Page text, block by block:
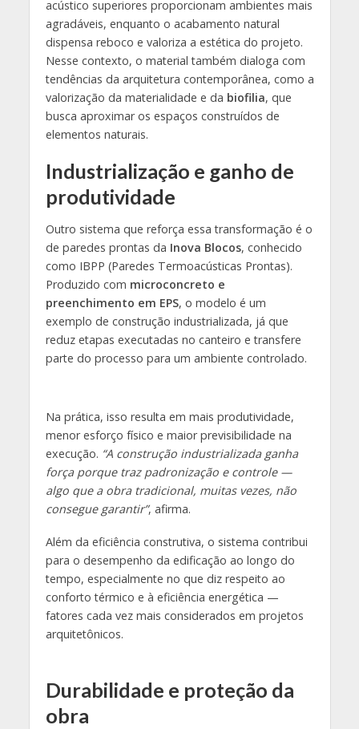
acústico superiores proporcionam ambientes mais
agradáveis, enquanto o acabamento natural
dispensa reboco e valoriza a estética do projeto.
Nesse contexto, o material também dialoga com
tendências da arquitetura contemporânea, como a
valorização da materialidade e da biofilia, que
busca aproximar os espaços construídos de
elementos naturais.
Industrialização e ganho de
produtividade
Outro sistema que reforça essa transformação é o
de paredes prontas da Inova Blocos, conhecido
como IBPP (Paredes Termoacústicas Prontas).
Produzido com microconcreto e
preenchimento em EPS, o modelo é um
exemplo de construção industrializada, já que
reduz etapas executadas no canteiro e transfere
parte do processo para um ambiente controlado.
Na prática, isso resulta em mais produtividade,
menor esforço físico e maior previsibilidade na
execução. “A construção industrializada ganha
força porque traz padronização e controle —
algo que a obra tradicional, muitas vezes, não
consegue garantir”, afirma.
Além da eficiência construtiva, o sistema contribui
para o desempenho da edificação ao longo do
tempo, especialmente no que diz respeito ao
conforto térmico e à eficiência energética —
fatores cada vez mais considerados em projetos
arquitetônicos.
Durabilidade e proteção da
obra